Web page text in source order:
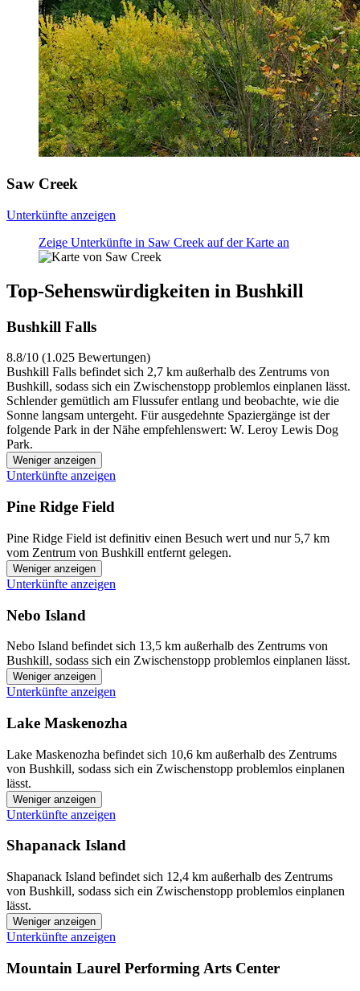
Saw Creek
Unterkünfte anzeigen
Zeige Unterkünfte in Saw Creek auf der Karte an
Top-Sehenswürdigkeiten in Bushkill
Bushkill Falls
8.8/10 (1.025 Bewertungen)
Bushkill Falls befindet sich 2,7 km außerhalb des Zentrums von
Bushkill, sodass sich ein Zwischenstopp problemlos einplanen lässt.
Schlender gemütlich am Flussufer entlang und beobachte, wie die
Sonne langsam untergeht. Für ausgedehnte Spaziergänge ist der
folgende Park in der Nähe empfehlenswert: W. Leroy Lewis Dog
Park.
Weniger anzeigen
Unterkünfte anzeigen
Pine Ridge Field
Pine Ridge Field ist definitiv einen Besuch wert und nur 5,7 km
vom Zentrum von Bushkill entfernt gelegen.
Weniger anzeigen
Unterkünfte anzeigen
Nebo Island
Nebo Island befindet sich 13,5 km außerhalb des Zentrums von
Bushkill, sodass sich ein Zwischenstopp problemlos einplanen lässt.
Weniger anzeigen
Unterkünfte anzeigen
Lake Maskenozha
Lake Maskenozha befindet sich 10,6 km außerhalb des Zentrums
von Bushkill, sodass sich ein Zwischenstopp problemlos einplanen
lässt.
Weniger anzeigen
Unterkünfte anzeigen
Shapanack Island
Shapanack Island befindet sich 12,4 km außerhalb des Zentrums
von Bushkill, sodass sich ein Zwischenstopp problemlos einplanen
lässt.
Weniger anzeigen
Unterkünfte anzeigen
Mountain Laurel Performing Arts Center